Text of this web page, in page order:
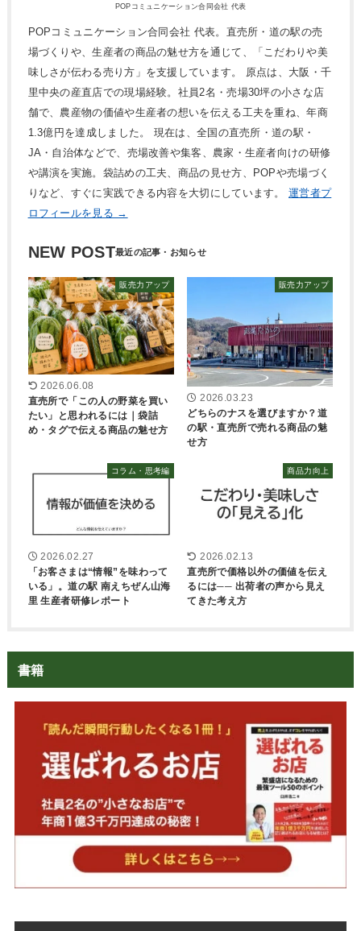
POPコミュニケーション合同会社 代表
POPコミュニケーション合同会社 代表。直売所・道の駅の売
場づくりや、生産者の商品の魅せ方を通じて、「こだわりや美
味しさが伝わる売り方」を支援しています。 原点は、大阪・千
里中央の産直店での現場経験。社員2名・売場30坪の小さな店
舗で、農産物の価値や生産者の想いを伝える工夫を重ね、年商
1.3億円を達成しました。 現在は、全国の直売所・道の駅・
JA・自治体などで、売場改善や集客、農家・生産者向けの研修
や講演を実施。袋詰めの工夫、商品の見せ方、POPや売場づく
りなど、すぐに実践できる内容を大切にしています。運営者プ
ロフィールを見る →
NEW POST
販売力アップ
2026.06.08
直売所で「この人の野菜を買い
たい」と思われるには｜袋詰
め・タグで伝える商品の魅せ方
販売力アップ
2026.03.23
どちらのナスを選びますか？道
の駅・直売所で売れる商品の魅
せ方
コラム・思考編
2026.02.27
「お客さまは“情報”を味わって
いる」。道の駅 南えちぜん山海
里 生産者研修レポート
商品力向上
2026.02.13
直売所で価格以外の価値を伝え
るには── 出荷者の声から見え
てきた考え方
書籍